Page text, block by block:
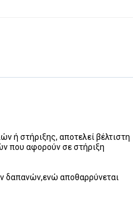
ή στήριξης, αποτελεί βέλτιστη
που αφορούν σε στήριξη
δαπανών,ενώ αποθαρρύνεται